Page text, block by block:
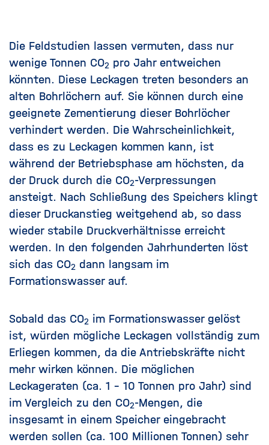
Die Feldstudien lassen vermuten, dass nur
wenige Tonnen CO2 pro Jahr entweichen
könnten. Diese Leckagen treten besonders an
alten Bohrlöchern auf. Sie können durch eine
geeignete Zementierung dieser Bohrlöcher
verhindert werden. Die Wahrscheinlichkeit,
dass es zu Leckagen kommen kann, ist
während der Betriebsphase am höchsten, da
der Druck durch die CO2-Verpressungen
ansteigt. Nach Schließung des Speichers klingt
dieser Druckanstieg weitgehend ab, so dass
wieder stabile Druckverhältnisse erreicht
werden. In den folgenden Jahrhunderten löst
sich das CO2 dann langsam im
Formationswasser auf.
Sobald das CO2 im Formationswasser gelöst
ist, würden mögliche Leckagen vollständig zum
Erliegen kommen, da die Antriebskräfte nicht
mehr wirken können. Die möglichen
Leckageraten (ca. 1 - 10 Tonnen pro Jahr) sind
im Vergleich zu den CO2-Mengen, die
insgesamt in einem Speicher eingebracht
werden sollen (ca. 100 Millionen Tonnen) sehr